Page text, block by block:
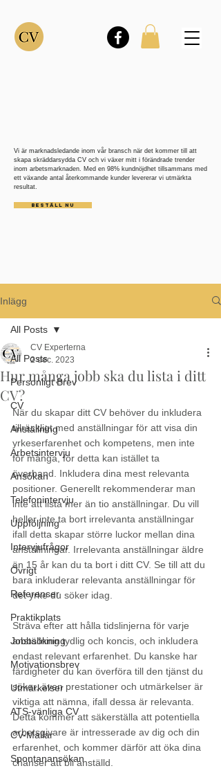
Vi är marknadsledande inom vår bransch när det kommer till att
skapa skräddarsydda CV och vi växer mitt i förändrade trender
inom arbetsmarknaden. Med en 98% kundnöjdhet tillsammans med
ett växande antal återkommande kunder levererar vi utmärkta
resultat.
BESTÄLL NU
Inlägg
All Posts
Personligt Brev
CV
Anställning
Arbetsintervju
Ansökan
Telefonintervju
Uppföljning
Intervjufrågor
Övrigt
Referenser
Praktikplats
Jobbsökning
Motivationsbrev
Utmärkelser
ATS-vänliga CV
CV-Mallar
Spontanansökan
All Posts
Hur många jobb ska du lista i ditt
CV?
CV Experterna
2 dec. 2023
När du skapar ditt CV behöver du inkludera
tillräckligt med anställningar för att visa din
yrkeserfarenhet och kompetens, men inte
för många, för detta kan istället ta
överhand. Inkludera dina mest relevanta
positioner. Generellt rekommenderar man
inte att lista mer än tio anställningar. Du vill
heller inte ta bort irrelevanta anställningar
ifall detta skapar större luckor mellan dina
anställningar. Irrelevanta anställningar äldre
än 15 år kan du ta bort i ditt CV. Se till att du
bara inkluderar relevanta anställningar för
det yrke du söker idag.
Sträva efter att hålla tidslinjerna för varje
anställning tydlig och koncis, och inkludera
endast relevant erfarenhet. Du kanske har
färdigheter du kan överföra till den tjänst du
söker, även prestationer och utmärkelser är
viktiga att nämna, ifall dessa är relevanta.
Detta kommer att säkerställa att potentiella
arbetsgivare är intresserade av dig och din
erfarenhet, och kommer därför att öka dina
chanser att bli anställd.